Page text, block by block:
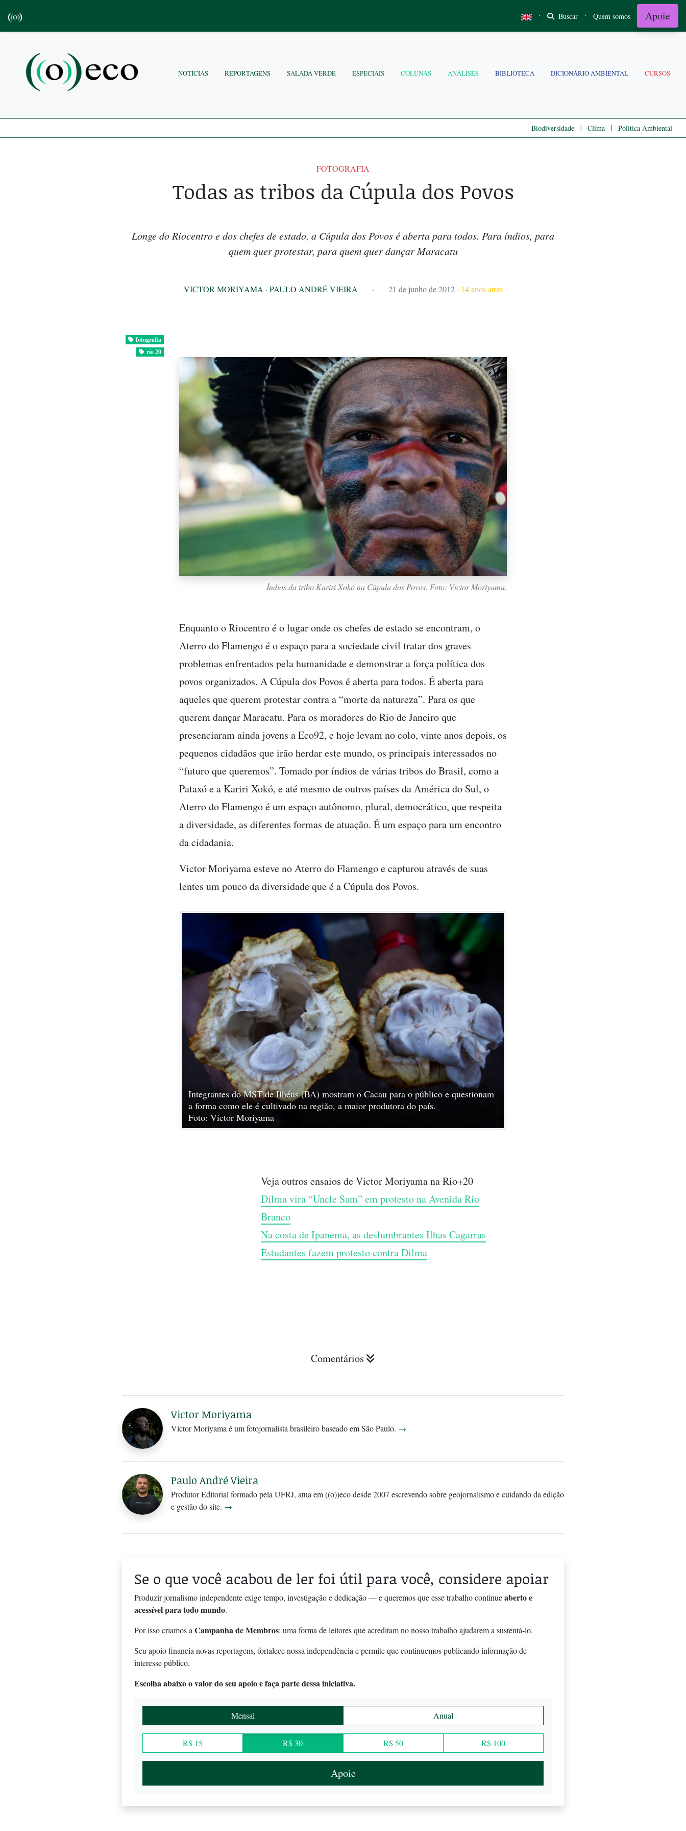
· Buscar · Quem somos Apoie
NOTÍCIAS REPORTAGENS SALADA VERDE ESPECIAIS COLUNAS ANÁLISES BIBLIOTECA DICIONÁRIO AMBIENTAL CURSOS
Biodiversidade | Clima | Politica Ambiental
FOTOGRAFIA
Todas as tribos da Cúpula dos Povos
Longe do Riocentro e dos chefes de estado, a Cúpula dos Povos é aberta para todos. Para índios, para
quem quer protestar, para quem quer dançar Maracatu
VICTOR MORIYAMA · PAULO ANDRÉ VIEIRA · 21 de junho de 2012 · 14 anos atrás
fotografia
rio 20
Índios da tribo Kariri Xokó na Cúpula dos Povos. Foto: Victor Moriyama.
Enquanto o Riocentro é o lugar onde os chefes de estado se encontram, o
Aterro do Flamengo é o espaço para a sociedade civil tratar dos graves
problemas enfrentados pela humanidade e demonstrar a força política dos
povos organizados. A Cúpula dos Povos é aberta para todos. É aberta para
aqueles que querem protestar contra a “morte da natureza”. Para os que
querem dançar Maracatu. Para os moradores do Rio de Janeiro que
presenciaram ainda jovens a Eco92, e hoje levam no colo, vinte anos depois, os
pequenos cidadãos que irão herdar este mundo, os principais interessados no
“futuro que queremos”. Tomado por índios de várias tribos do Brasil, como a
Pataxó e a Kariri Xokó, e até mesmo de outros países da América do Sul, o
Aterro do Flamengo é um espaço autônomo, plural, democrático, que respeita
a diversidade, as diferentes formas de atuação. É um espaço para um encontro
da cidadania.
Victor Moriyama esteve no Aterro do Flamengo e capturou através de suas
lentes um pouco da diversidade que é a Cúpula dos Povos.
Integrantes do MST de Ilhéus (BA) mostram o Cacau para o público e questionam
a forma como ele é cultivado na região, a maior produtora do país.
Foto: Victor Moriyama
Veja outros ensaios de Victor Moriyama na Rio+20
Dilma vira “Uncle Sam” em protesto na Avenida Rio
Branco
Na costa de Ipanema, as deslumbrantes Ilhas Cagarras
Estudantes fazem protesto contra Dilma
Comentários
Victor Moriyama
Victor Moriyama é um fotojornalista brasileiro baseado em São Paulo. →
Paulo André Vieira
Produtor Editorial formado pela UFRJ, atua em ((o))eco desde 2007 escrevendo sobre geojornalismo e cuidando da edição
e gestão do site. →
Se o que você acabou de ler foi útil para você, considere apoiar
Produzir jornalismo independente exige tempo, investigação e dedicação — e queremos que esse trabalho continueaberto e
acessível para todo mundo.
Por isso criamos a Campanha de Membros: uma forma de leitores que acreditam no nosso trabalho ajudarem a sustentá-lo.
Seu apoio financia novas reportagens, fortalece nossa independência e permite que continuemos publicando informação de
interesse público.
Escolha abaixo o valor do seu apoio e faça parte dessa iniciativa.
Mensal Anual
R$ 15 R$ 30 R$ 50 R$ 100
Apoie